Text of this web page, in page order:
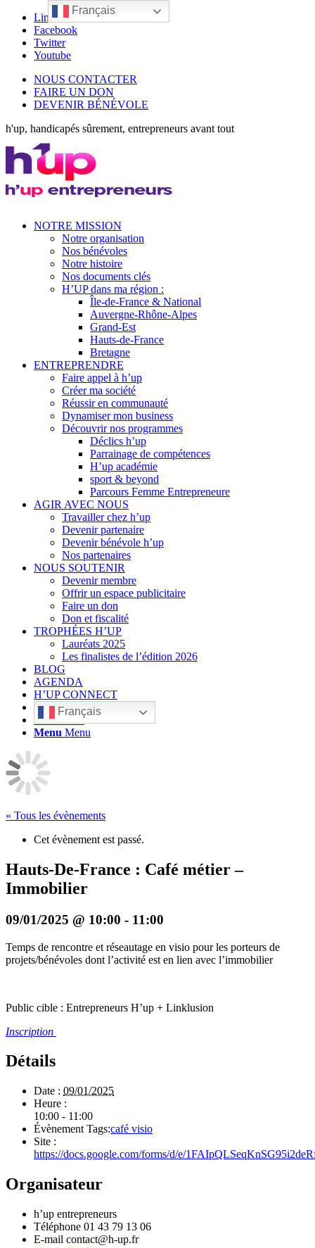
LinkedIn
Facebook
Twitter
Youtube
NOUS CONTACTER
FAIRE UN DON
DEVENIR BÉNÉVOLE
h'up, handicapés sûrement, entrepreneurs avant tout
NOTRE MISSION
Notre organisation
Nos bénévoles
Notre histoire
Nos documents clés
H’UP dans ma région :
Île-de-France & National
Auvergne-Rhône-Alpes
Grand-Est
Hauts-de-France
Bretagne
ENTREPRENDRE
Faire appel à h’up
Créer ma société
Réussir en communauté
Dynamiser mon business
Découvrir nos programmes
Déclics h’up
Parrainage de compétences
H’up académie
sport & beyond
Parcours Femme Entrepreneure
AGIR AVEC NOUS
Travailler chez h’up
Devenir partenaire
Devenir bénévole h’up
Nos partenaires
NOUS SOUTENIR
Devenir membre
Offrir un espace publicitaire
Faire un don
Don et fiscalité
TROPHÉES H’UP
Lauréats 2025
Les finalistes de l’édition 2026
BLOG
AGENDA
H’UP CONNECT
Français
Rechercher
Menu Menu
« Tous les évènements
Cet évènement est passé.
Hauts-De-France : Café métier –
Immobilier
09/01/2025 @ 10:00 - 11:00
Temps de rencontre et réseautage en visio pour les porteurs de
projets/bénévoles dont l’activité est en lien avec l’immobilier
Public cible : Entrepreneurs H’up + Linklusion
Inscription
Détails
Date : 09/01/2025
Heure :
10:00 - 11:00
Évènement Tags:café visio
Site :
https://docs.google.com/forms/d/e/
Organisateur
h’up entrepreneurs
Téléphone 01 43 79 13 06
E-mail contact@h-up.fr
Français